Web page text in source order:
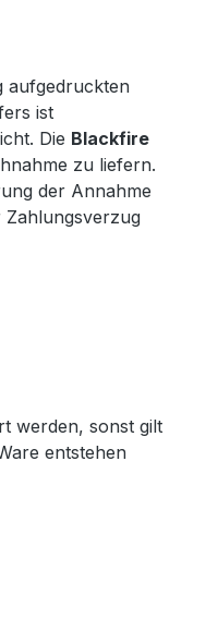
aufgedruckten
ist
Die Blackfire
zu liefern.
der Annahme
Zahlungsverzug
werden, sonst gilt
entstehen